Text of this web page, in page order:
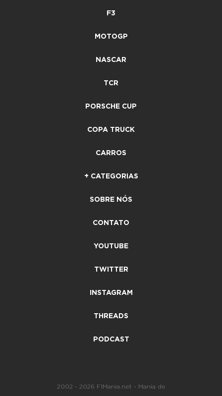
F3
MOTOGP
NASCAR
TCR
PORSCHE CUP
COPA TRUCK
CARROS
+ CATEGORIAS
SOBRE NÓS
CONTATO
YOUTUBE
TWITTER
INSTAGRAM
THREADS
PODCAST
2002 - 2026 F1Mania.net - Mania de